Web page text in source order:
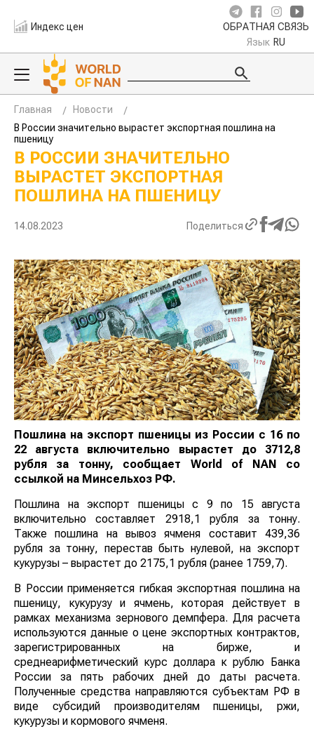
Индекс цен ОБРАТНАЯ СВЯЗЬ
Язык RU
Главная
Новости
В России значительно вырастет экспортная пошлина на
пшеницу
В РОССИИ ЗНАЧИТЕЛЬНО
ВЫРАСТЕТ ЭКСПОРТНАЯ
ПОШЛИНА НА ПШЕНИЦУ
14.08.2023 Поделиться
Пошлина на экспорт пшеницы из России с 16 по
22 августа включительно вырастет до 3712,8
рубля за тонну, сообщает World of NAN со
ссылкой на Минсельхоз РФ.
Пошлина на экспорт пшеницы с 9 по 15 августа
включительно составляет 2918,1 рубля за тонну.
Также пошлина на вывоз ячменя составит 439,36
рубля за тонну, перестав быть нулевой, на экспорт
кукурузы – вырастет до 2175,1 рубля (ранее 1759,7).
В России применяется гибкая экспортная пошлина на
пшеницу, кукурузу и ячмень, которая действует в
рамках механизма зернового демпфера. Для расчета
используются данные о цене экспортных контрактов,
зарегистрированных на бирже, и
среднеарифметический курс доллара к рублю Банка
России за пять рабочих дней до даты расчета.
Полученные средства направляются субъектам РФ в
виде субсидий производителям пшеницы, ржи,
кукурузы и кормового ячменя.